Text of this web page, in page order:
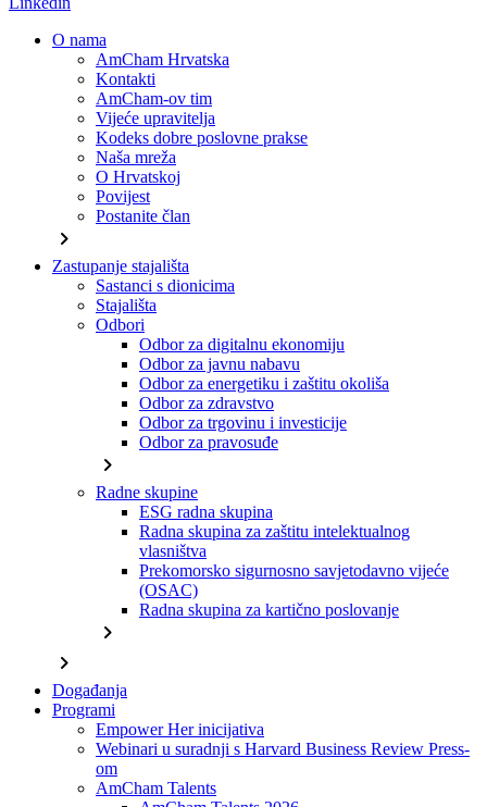
O nama
AmCham Hrvatska
Kontakti
AmCham-ov tim
Vijeće upravitelja
Kodeks dobre poslovne prakse
Naša mreža
O Hrvatskoj
Povijest
Postanite član
chevron_right
Zastupanje stajališta
Sastanci s dionicima
Stajališta
Odbori
Odbor za digitalnu ekonomiju
Odbor za javnu nabavu
Odbor za energetiku i zaštitu okoliša
Odbor za zdravstvo
Odbor za trgovinu i investicije
Odbor za pravosuđe
chevron_right
Radne skupine
ESG radna skupina
Radna skupina za zaštitu intelektualnog
vlasništva
Prekomorsko sigurnosno savjetodavno vijeće
(OSAC)
Radna skupina za kartično poslovanje
chevron_right
chevron_right
Događanja
Programi
Empower Her inicijativa
Webinari u suradnji s Harvard Business Review Press-
om
AmCham Talents